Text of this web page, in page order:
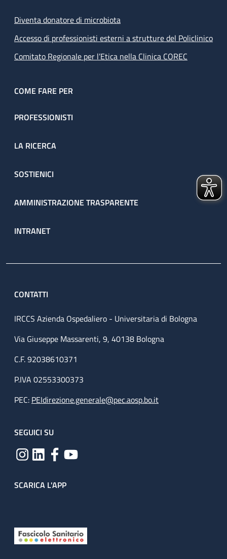
Diventa donatore di microbiota
Accesso di professionisti esterni a strutture del Policlinico
Comitato Regionale per l’Etica nella Clinica COREC
COME FARE PER
PROFESSIONISTI
LA RICERCA
SOSTIENICI
AMMINISTRAZIONE TRASPARENTE
INTRANET
CONTATTI
IRCCS Azienda Ospedaliero - Universitaria di Bologna
Via Giuseppe Massarenti, 9, 40138 Bologna
C.F. 92038610371
P.IVA 02553300373
PEC: PEIdirezione.generale@pec.aosp.bo.it
SEGUICI SU
SCARICA L'APP